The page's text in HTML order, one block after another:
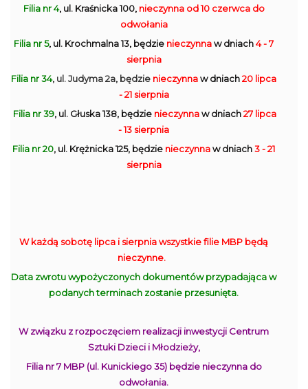
Filia nr 4, ul. Kraśnicka 100, nieczynna od 10 czerwca do
odwołania
Filia nr 5, ul. Krochmalna 13, będzie nieczynnaw dniach4 - 7
sierpnia
Filia nr 34, ul. Judyma 2a, będzie nieczynnaw dniach20 lipca
- 21 sierpnia
Filia nr 39, ul. Głuska 138, będzie nieczynnaw dniach27 lipca
- 13 sierpnia
Filia nr 20, ul. Krężnicka 125, będzie nieczynnaw dniach3 - 21
sierpnia
W każdą sobotę lipca i sierpnia wszystkie filie MBP będą
nieczynne.
Data zwrotu wypożyczonych dokumentów przypadająca w
podanych terminach zostanie przesunięta.
W związku z rozpoczęciem realizacji inwestycji Centrum
Sztuki Dzieci i Młodzieży,
Filia nr 7 MBP (ul. Kunickiego 35) będzie nieczynna do
odwołania.